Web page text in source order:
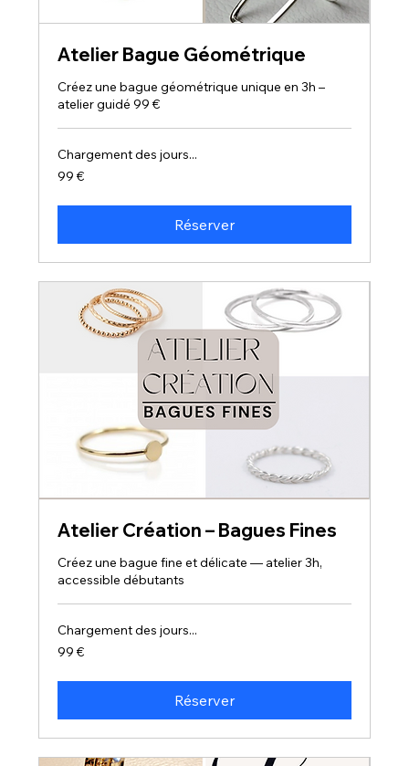
Atelier Bague Géométrique
Créez une bague géométrique unique en 3h –
atelier guidé 99 €
Chargement des jours...
99
euros
99 €
Réserver
Atelier Création – Bagues Fines
Créez une bague fine et délicate — atelier 3h,
accessible débutants
Chargement des jours...
99
euros
99 €
Réserver